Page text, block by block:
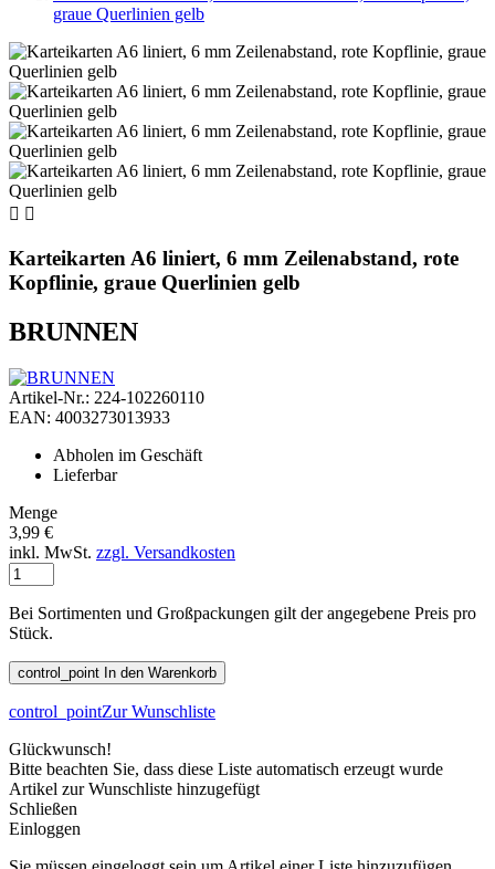
graue Querlinien gelb
 
Karteikarten A6 liniert, 6 mm Zeilenabstand, rote
Kopflinie, graue Querlinien gelb
BRUNNEN
Artikel-Nr.: 224-102260110
EAN: 4003273013933
Abholen im Geschäft
Lieferbar
Menge
3,99 €
inkl. MwSt. zzgl. Versandkosten
Bei Sortimenten und Großpackungen gilt der angegebene Preis pro
Stück.
control_point In den Warenkorb
control_pointZur Wunschliste
Glückwunsch!
Bitte beachten Sie, dass diese Liste automatisch erzeugt wurde
Artikel zur Wunschliste hinzugefügt
Schließen
Einloggen